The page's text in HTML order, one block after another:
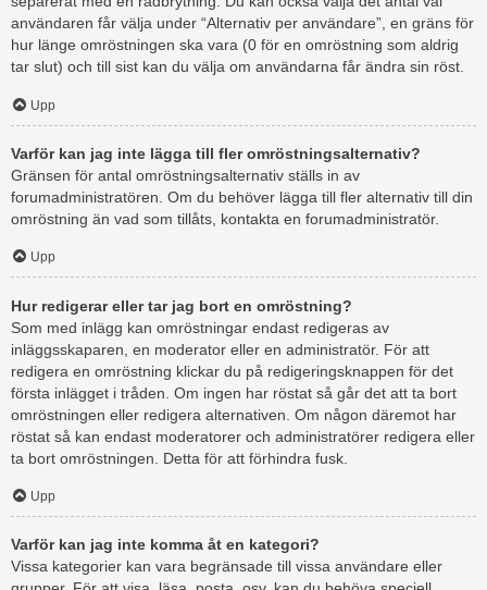
användaren får välja under “Alternativ per användare”, en gräns för
hur länge omröstningen ska vara (0 för en omröstning som aldrig
tar slut) och till sist kan du välja om användarna får ändra sin röst.
Upp
Varför kan jag inte lägga till fler omröstningsalternativ?
Gränsen för antal omröstningsalternativ ställs in av
forumadministratören. Om du behöver lägga till fler alternativ till din
omröstning än vad som tillåts, kontakta en forumadministratör.
Upp
Hur redigerar eller tar jag bort en omröstning?
Som med inlägg kan omröstningar endast redigeras av
inläggsskaparen, en moderator eller en administratör. För att
redigera en omröstning klickar du på redigeringsknappen för det
första inlägget i tråden. Om ingen har röstat så går det att ta bort
omröstningen eller redigera alternativen. Om någon däremot har
röstat så kan endast moderatorer och administratörer redigera eller
ta bort omröstningen. Detta för att förhindra fusk.
Upp
Varför kan jag inte komma åt en kategori?
Vissa kategorier kan vara begränsade till vissa användare eller